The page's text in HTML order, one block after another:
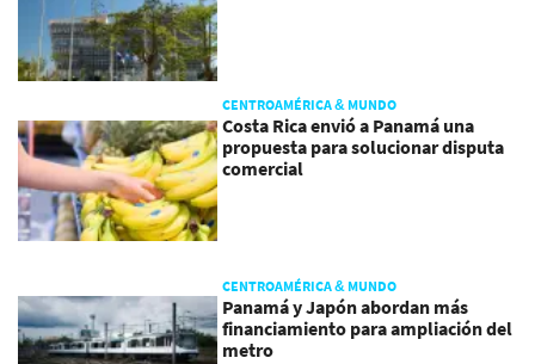
CENTROAMÉRICA & MUNDO
Costa Rica envió a Panamá una
propuesta para solucionar disputa
comercial
CENTROAMÉRICA & MUNDO
Panamá y Japón abordan más
financiamiento para ampliación del
metro